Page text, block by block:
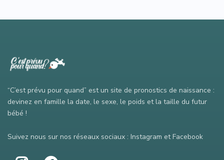
“C’est prévu pour quand” est un site de pronostics de naissance :
devinez en famille la date, le sexe, le poids et la taille du futur
bébé !
Suivez nous sur nos réseaux sociaux : Instagram et Facebook